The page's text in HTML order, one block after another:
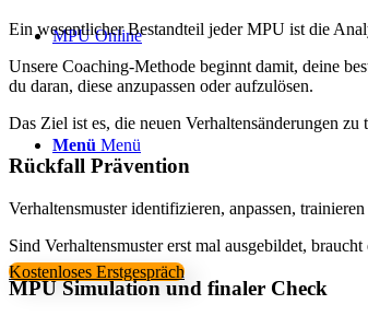
MPU Online
Menü Menü
Kostenloses Erstgespräch
Ein wesentlicher Bestandteil jeder MPU ist die
Unsere Coaching-Methode beginnt damit, deine
du daran, diese anzupassen oder aufzulösen.
Das Ziel ist es, die neuen Verhaltensänderungen
Rückfall Prävention
Verhaltensmuster identifizieren, anpassen,
Sind Verhaltensmuster erst mal ausgebildet,
MPU Simulation und finaler Check